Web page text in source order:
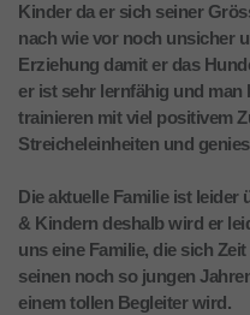
Kinder da er sich seiner
nach wie vor noch unsicher
Erziehung damit er das
er ist sehr lernfähig und
trainieren mit viel positivem
Streicheleinheiten und
Die aktuelle Familie ist
& Kindern deshalb wird er
uns eine Familie, die sich
seinen noch so jungen
einem tollen Begleiter wird.